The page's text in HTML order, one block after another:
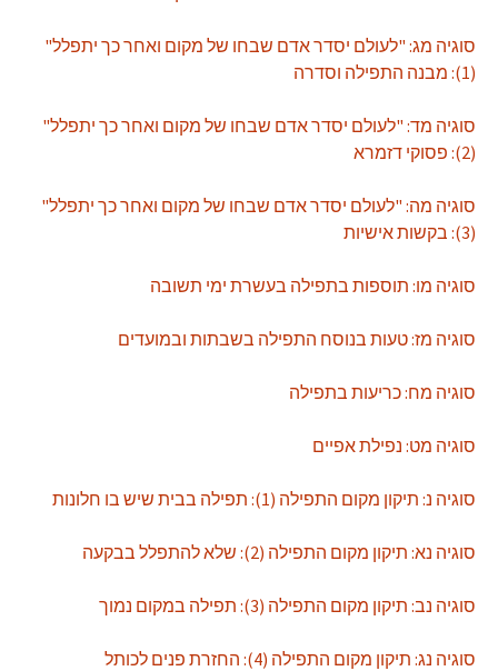
סוגיה מג: "לעולם יסדר אדם שבחו של מקום ואחר כך יתפלל"
(1): מבנה התפילה וסדרה
סוגיה מד: "לעולם יסדר אדם שבחו של מקום ואחר כך יתפלל"
(2): פסוקי דזמרא
סוגיה מה: "לעולם יסדר אדם שבחו של מקום ואחר כך יתפלל"
(3): בקשות אישיות
סוגיה מו: תוספות בתפילה בעשרת ימי תשובה
סוגיה מז: טעות בנוסח התפילה בשבתות ובמועדים
סוגיה מח: כריעות בתפילה
סוגיה מט: נפילת אפיים
סוגיה נ: תיקון מקום התפילה (1): תפילה בבית שיש בו חלונות
סוגיה נא: תיקון מקום התפילה (2): שלא להתפלל בבקעה
סוגיה נב: תיקון מקום התפילה (3): תפילה במקום נמוך
סוגיה נג: תיקון מקום התפילה (4): החזרת פנים לכותל